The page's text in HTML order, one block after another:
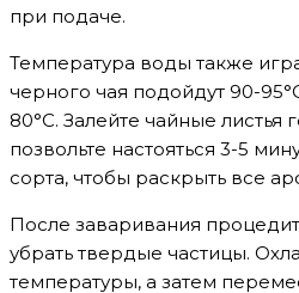
при подаче.
Температура воды также
черного чая подойдут 90-
80°C. Залейте чайные листья
позвольте настояться 3-5
сорта, чтобы раскрыть все
После заваривания
убрать твердые частицы.
температуры, а затем